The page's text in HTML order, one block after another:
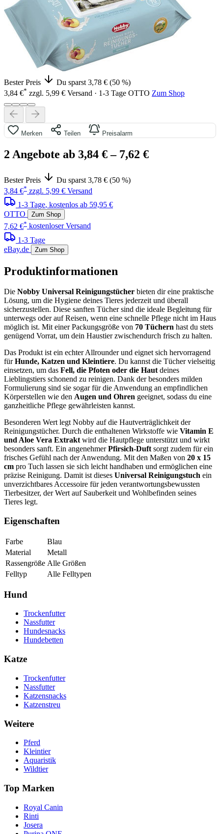
Bester Preis
Du sparst 3,78 € (50 %)
3,84 €* zzgl. 5,99 € Versand · 1-3 Tage OTTO Zum Shop
Merken Teilen Preisalarm
2 Angebote ab 3,84 €– 7,62 €
Bester Preis
Du sparst 3,78 € (50 %)
3,84 €* zzgl. 5,99 € Versand
1-3 Tage, kostenlos ab 59,95 €
OTTO
Zum Shop
7,62 €* kostenloser Versand
1-3 Tage
eBay.de
Zum Shop
Produktinformationen
Die Nobby Universal Reinigungstücher bieten dir eine praktische
Lösung, um die Hygiene deines Tieres jederzeit und überall
sicherzustellen. Diese sanften Tücher sind die ideale Begleitung für
unterwegs oder auf Reisen, wenn eine schnelle Pflege nicht im Haus
möglich ist. Mit einer Packungsgröße von 70 Tüchern hast du stets
genügend Vorrat, um dein Haustier zwischendurch frisch zu halten.
Das Produkt ist ein echter Allrounder und eignet sich hervorragend
fürHunde, Katzen und Kleintiere. Du kannst die Tücher vielseitig
einsetzen, um das Fell, die Pfoten oder die Hautdeines
Lieblingstiers schonend zu reinigen. Dank der besonders milden
Formulierung sind sie sogar für die Anwendung an empfindlichen
Körperstellen wie den Augen und Ohren geeignet, sodass du eine
ganzheitliche Pflege gewährleisten kannst.
Besonderen Wert legt Nobby auf die Hautverträglichkeit der
Reinigungstücher. Durch die enthaltenen Wirkstoffe wie Vitamin E
und Aloe Vera Extraktwird die Hautpflege unterstützt und wirkt
besonders sanft. Ein angenehmerPfirsich-Duftsorgt zudem für ein
frisches Gefühl nach der Anwendung. Mit den Maßen von 20 x 15
cm pro Tuch lassen sie sich leicht handhaben und ermöglichen eine
präzise Reinigung. Damit ist dieses Universal Reinigungstuch ein
unverzichtbares Accessoire für jeden verantwortungsbewussten
Tierbesitzer, der Wert auf Sauberkeit und Wohlbefinden seines
Tieres legt.
Eigenschaften
Farbe
Blau
Material
Metall
Rassengröße Alle Größen
Felltyp
Alle Felltypen
Hund
Trockenfutter
Nassfutter
Hundesnacks
Hundebetten
Katze
Trockenfutter
Nassfutter
Katzensnacks
Katzenstreu
Weitere
Pferd
Kleintier
Aquaristik
Wildtier
Top Marken
Royal Canin
Rinti
Josera